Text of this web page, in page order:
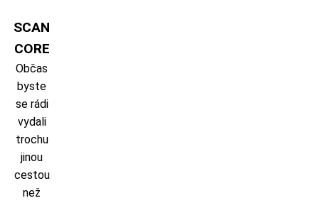
content
SCAN
CORE
Občas
byste
se rádi
vydali
trochu
jinou
cestou
než